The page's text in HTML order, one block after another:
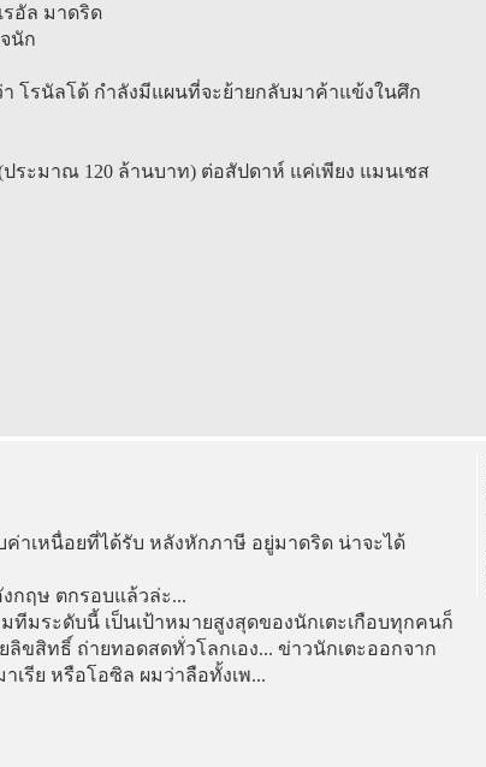
อัล มาดริด
นัก
า โรนัลโด้ กำลังมีแผนที่จะย้ายกลับมาค้าแข้งในศึก
ะมาณ 120 ล้านบาท) ต่อสัปดาห์ แค่เพียง แมนเชส
าเหนื่อยที่ได้รับ หลังหักภาษี อยู่มาดริด น่าจะได้
กฤษ ตกรอบแล้วล่ะ...
ทีมระดับนี้ เป็นเป้าหมายสูงสุดของนักเตะเกือบทุกคนก็
ลิขสิทธิ์ ถ่ายทอดสดทั่วโลกเอง... ข่าวนักเตะออกจาก
เรีย หรือโอซิล ผมว่าลือทั้งเพ...